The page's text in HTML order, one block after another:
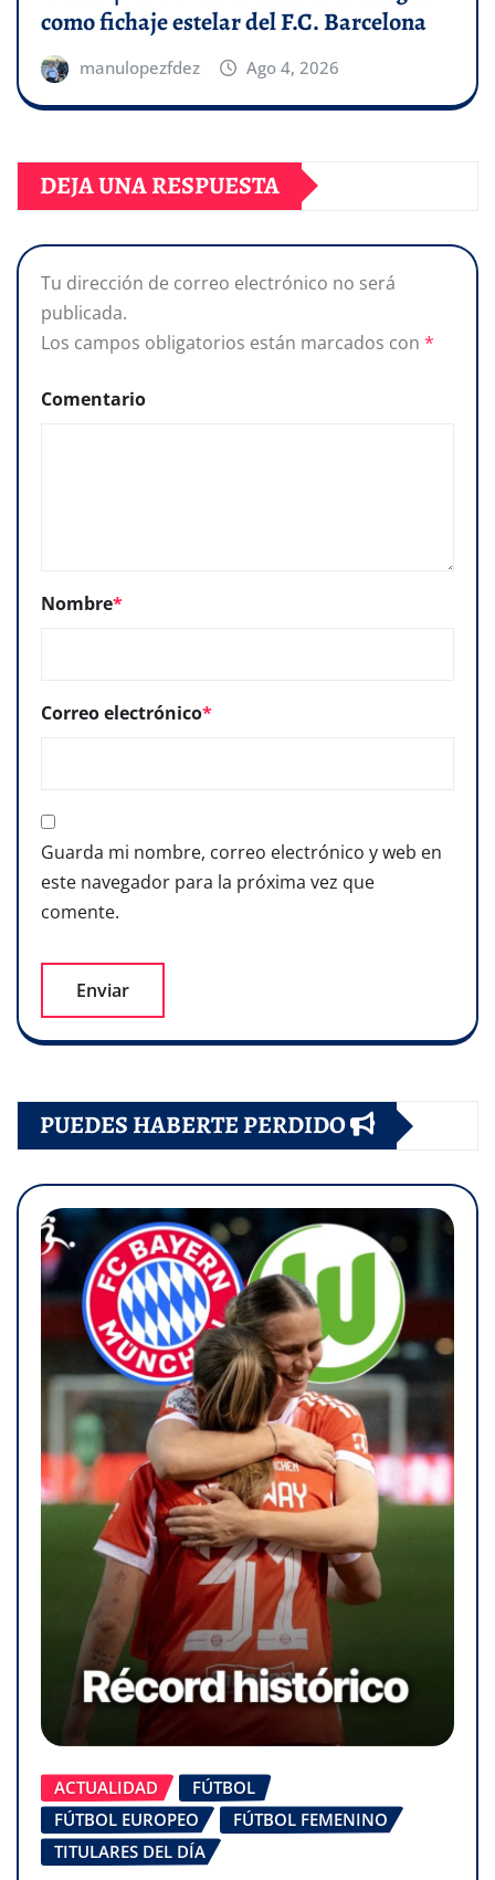
como fichaje estelar del F.C. Barcelona
manulopezfdez Ago 4, 2026
DEJA UNA RESPUESTA
Tu dirección de correo electrónico no será
publicada.
Los campos obligatorios están marcados con *
Comentario
Nombre*
Correo electrónico*
Guarda mi nombre, correo electrónico y web en
este navegador para la próxima vez que
comente.
PUEDES HABERTE PERDIDO
ACTUALIDAD
FÚTBOL
FÚTBOL EUROPEO
FÚTBOL FEMENINO
TITULARES DEL DÍA